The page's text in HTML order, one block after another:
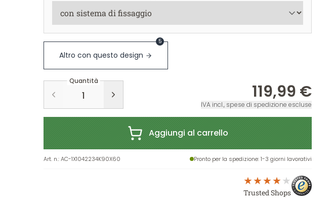
Altro con questo design
5
Quantità
119,99 €
IVA incl., spese di spedizione escluse
Aggiungi al carrello
Art. n.:AC-1X1042234K90X60 Pronto per la spedizione: 1-3 giorni lavorativi
Trusted Shops